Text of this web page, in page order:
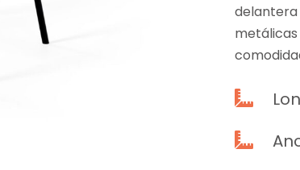
delantera

